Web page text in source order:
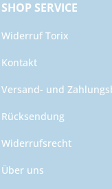
SHOP SERVICE
Widerruf Torix
Kontakt
Versand- und
Rücksendung
Widerrufsrecht
Über uns